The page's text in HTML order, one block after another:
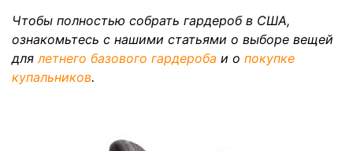
Чтобы полностью собрать гардероб в США,
ознакомьтесь с нашими статьями о выборе вещей
длялетнего базового гардероба и о покупке
купальников.